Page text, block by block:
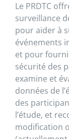
Le PRDTC
surveillance
pour aider à
événements
et pour
sécurité des
examine et
données de
des
l’étude, et
modification